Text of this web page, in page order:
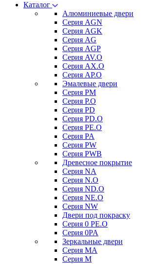
Каталог
Алюминиевые двери
Серия AGN
Серия AGK
Серия AG
Серия AGP
Серия AV.O
Серия AX.O
Серия AP.O
Эмалевые двери
Серия PM
Серия P.O
Серия PD
Серия PD.O
Серия PE.O
Серия PA
Серия PW
Серия PWB
Древесное покрытие
Серия NA
Серия N.O
Серия ND.O
Серия NE.O
Серия NW
Двери под покраску
Серия 0 PE.O
Серия 0PA
Зеркальные двери
Серия MA
Серия M